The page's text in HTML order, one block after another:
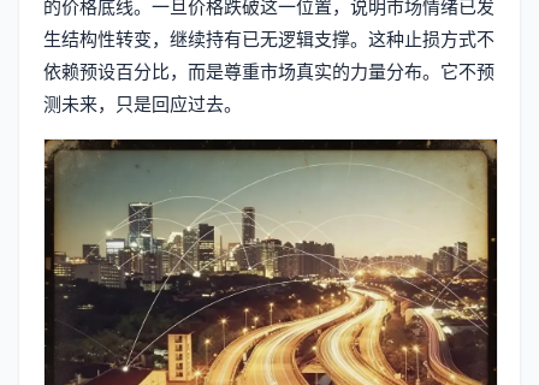
的价格底线。一旦价格跌破这一位置，说明市场情绪已发
生结构性转变，继续持有已无逻辑支撑。这种止损方式不
依赖预设百分比，而是尊重市场真实的力量分布。它不预
测未来，只是回应过去。